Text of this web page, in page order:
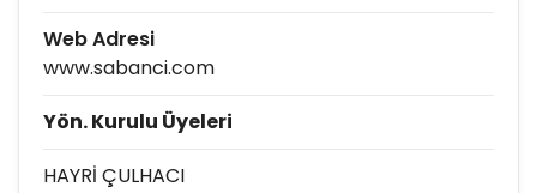
Web Adresi
www.sabanci.com
Yön. Kurulu Üyeleri
HAYRİ ÇULHACI